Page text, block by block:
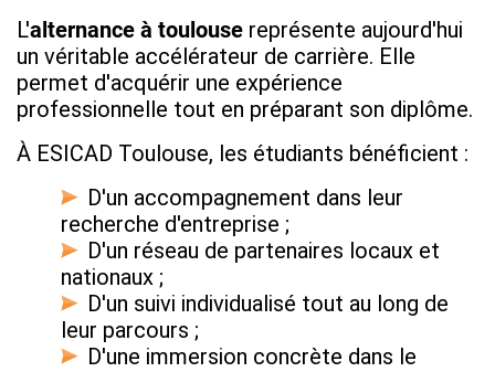
L'alternance à toulouse représente aujourd'hui
un véritable accélérateur de carrière. Elle
permet d'acquérir une expérience
professionnelle tout en préparant son diplôme.
À ESICAD Toulouse, les étudiants bénéficient :
D'un accompagnement dans leur
recherche d'entreprise ;
D'un réseau de partenaires locaux et
nationaux ;
D'un suivi individualisé tout au long de
leur parcours ;
D'une immersion concrète dans le